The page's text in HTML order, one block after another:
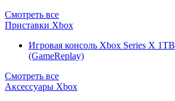
Смотреть все
Приставки Xbox
Игровая консоль Xbox Series X
(GameReplay)
Смотреть все
Аксессуары Xbox